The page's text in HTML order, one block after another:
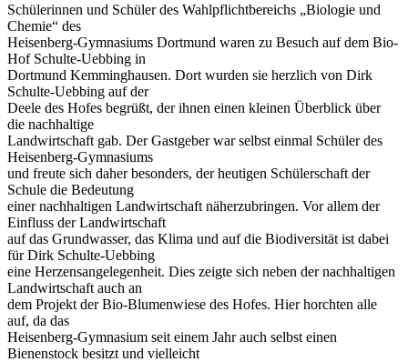
Schülerinnen und Schüler des Wahlpflichtbereichs „Biologie und
Chemie“ des
Heisenberg-Gymnasiums Dortmund waren zu Besuch auf dem Bio-
Hof Schulte-Uebbing in
Dortmund Kemminghausen. Dort wurden sie herzlich von Dirk
Schulte-Uebbing auf der
Deele des Hofes begrüßt, der ihnen einen kleinen Überblick über
die nachhaltige
Landwirtschaft gab. Der Gastgeber war selbst einmal Schüler des
Heisenberg-Gymnasiums
und freute sich daher besonders, der heutigen Schülerschaft der
Schule die Bedeutung
einer nachhaltigen Landwirtschaft näherzubringen. Vor allem der
Einfluss der Landwirtschaft
auf das Grundwasser, das Klima und auf die Biodiversität ist dabei
für Dirk Schulte-Uebbing
eine Herzensangelegenheit. Dies zeigte sich neben der nachhaltigen
Landwirtschaft auch an
dem Projekt der Bio-Blumenwiese des Hofes. Hier horchten alle
auf, da das
Heisenberg-Gymnasium seit einem Jahr auch selbst einen
Bienenstock besitzt und vielleicht